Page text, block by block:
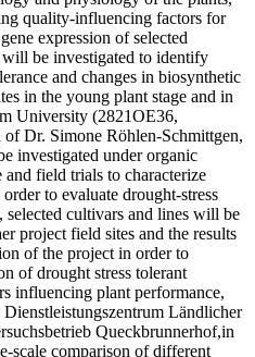
quality-influencing factors for
expression of selected
be investigated to identify
and changes in biosynthetic
in the young plant stage and in
University (2821OE36,
Dr. Simone Röhlen-Schmittgen,
investigated under organic
and field trials to characterize
to evaluate drought-stress
cultivars and lines will be
project field sites and the results
of the project in order to
of drought stress tolerant
influencing plant performance,
Ländlicher
Queckbrunnerhof,in
scale comparison of different